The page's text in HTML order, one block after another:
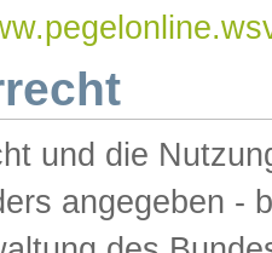
und die
angegeben -